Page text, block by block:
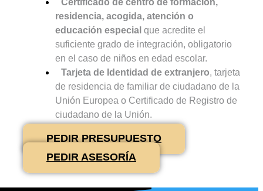
Certificado de centro de formación,
residencia, acogida, atención o
educación especial que acredite el
suficiente grado de integración, obligatorio
en el caso de niños en edad escolar.
Tarjeta de Identidad de extranjero, tarjeta
de residencia de familiar de ciudadano de la
Unión Europea o Certificado de Registro de
ciudadano de la Unión.
PEDIR PRESUPUESTO
PEDIR ASESORÍA